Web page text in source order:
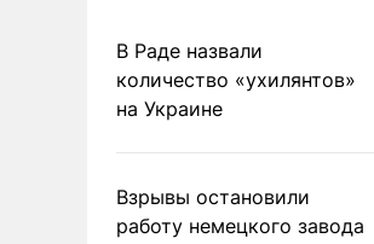
В Раде назвали
количество «ухилянтов»
на Украине
Взрывы остановили
работу немецкого завода